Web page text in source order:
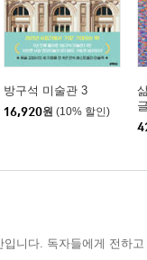
방구석 미술관 3
16,920원 (10% 할인)
니다. 독자들에게 전하